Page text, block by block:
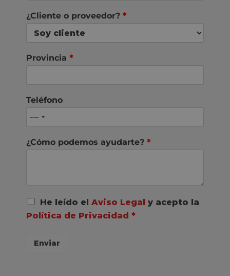
¿Cliente o proveedor? *
Provincia *
Teléfono
¿Cómo podemos ayudarte? *
A
c
u
He leído el Aviso Legal y acepto la
Política de Privacidad *
Enviar